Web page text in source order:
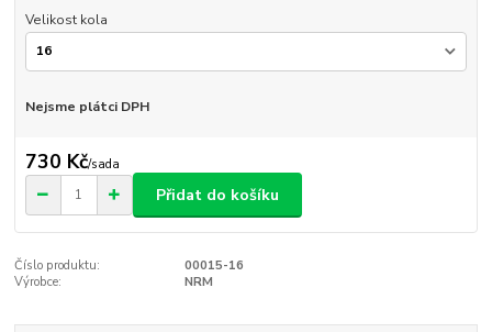
Velikost kola
Nejsme plátci DPH
730 Kč/sada
Přidat do košíku
Číslo produktu:
00015-16
Výrobce:
NRM